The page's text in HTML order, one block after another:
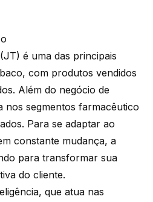
é uma das principais
com produtos vendidos
Além do negócio de
nos segmentos farmacêutico
Para se adaptar ao
constante mudança, a
para transformar sua
do cliente.
que atua nas